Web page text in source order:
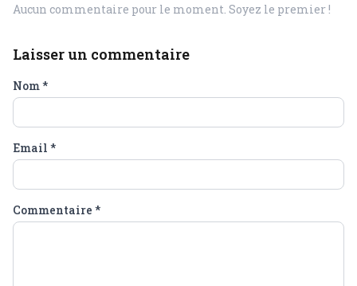
Aucun commentaire pour le moment. Soyez le premier !
Laisser un commentaire
Nom*
Email *
Commentaire *